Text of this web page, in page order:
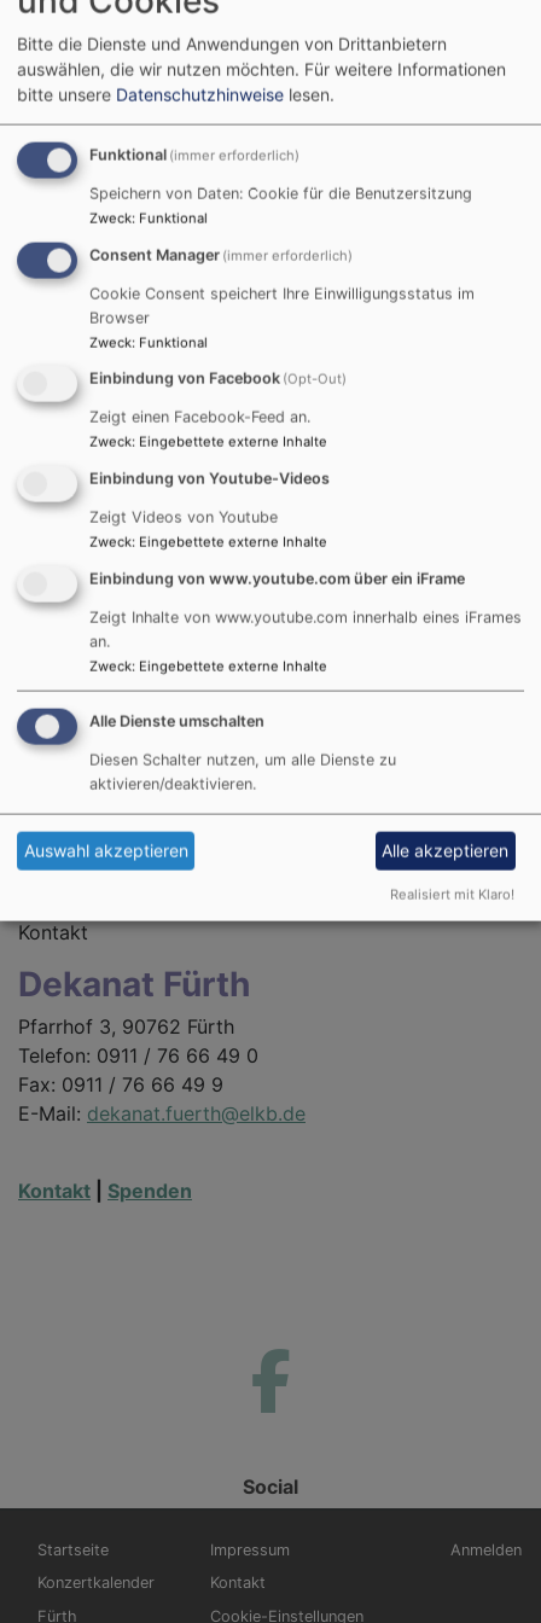
I. Manual (Hauptwerk)
Prinzipal 8’
Gedackt 8’
Oktav 4’
Schwiegel 2’
Mixtur 1 1/3’
II. Manual (Schwellwerk)
Cymbel 1/2’
Terzflöte 1 3/5’
Oktav 2’
Quintflöte 2 2/3’
Sesquialter 2fach
Engprinzipal 4’
Traversflöte 8’
Konzertflöte 8’
Quintade 8’
Dolce 8’
Pedal (C-d’)
Subbass 16’
Violon 8’
Choralbass 4’
Pedalkoppel I • Pedalkoppel II • Manualkoppel II/I •
Superkoppel II/I • Superkoppel II
Feste Kombinationen: mf, f, ff
Registerschweller, Jalousieschweller
Kontakt
Dekanat Fürth
Pfarrhof 3, 90762 Fürth
Telefon: 0911 / 76 66 49 0
Fax: 0911 / 76 66 49 9
E-Mail: dekanat.fuerth@elkb.de
Kontakt Spenden
Social
Hauptnavigation
Startseite
Konzertkalender
Fürth
Fußbereichsmenü
Impressum
Kontakt
Cookie-Einstellungen
Anmelden
Bitte die Dienste und Anwendungen von Drittanbietern
auswählen, die wir nutzen möchten. Für weitere Informationen
bitte unsere Datenschutzhinweise lesen.
Funktional (immer erforderlich)
Speichern von Daten: Cookie für die Benutzersitzung
Zweck: Funktional
Consent Manager (immer erforderlich)
Cookie Consent speichert Ihre Einwilligungsstatus im
Browser
Zweck: Funktional
Einbindung von Facebook (Opt-Out)
Zeigt einen Facebook-Feed an.
Zweck: Eingebettete externe Inhalte
Einbindung von Youtube-Videos
Zeigt Videos von Youtube
Zweck: Eingebettete externe Inhalte
Einbindung von www.youtube.com über ein iFrame
Zeigt Inhalte von www.youtube.com innerhalb eines iFrames
an.
Zweck: Eingebettete externe Inhalte
Alle Dienste umschalten
Diesen Schalter nutzen, um alle Dienste zu
aktivieren/deaktivieren.
Auswahl akzeptieren Alle akzeptieren
Realisiert mit Klaro!